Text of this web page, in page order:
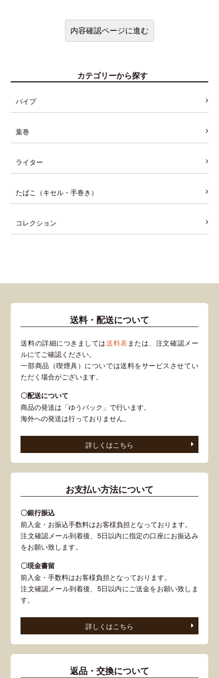
カテゴリーから探す
パイプ
葉巻
ライター
たばこ（キセル・手巻き）
コレクション
送料・配送について
送料の詳細につきましては送料表または、注文確認メー
ルにてご確認ください。
一部商品（喫煙具）についでは送料をサービスさせてい
ただく場合がございます。
〇配送について
商品の発送は「ゆうパック」で行います。
海外への発送は行っておりません。
詳しくはこちら
お支払い方法について
〇銀行振込
前入金・お振込手数料はお客様負担となっております。
注文確認メール到着後、5日以内に指定の口座にお振込み
をお願い致します。
〇現金書留
前入金・手数料はお客様負担となっております。
注文確認メール到着後、5日以内にご送金をお願い致しま
す。
詳しくはこちら
返品・交換について